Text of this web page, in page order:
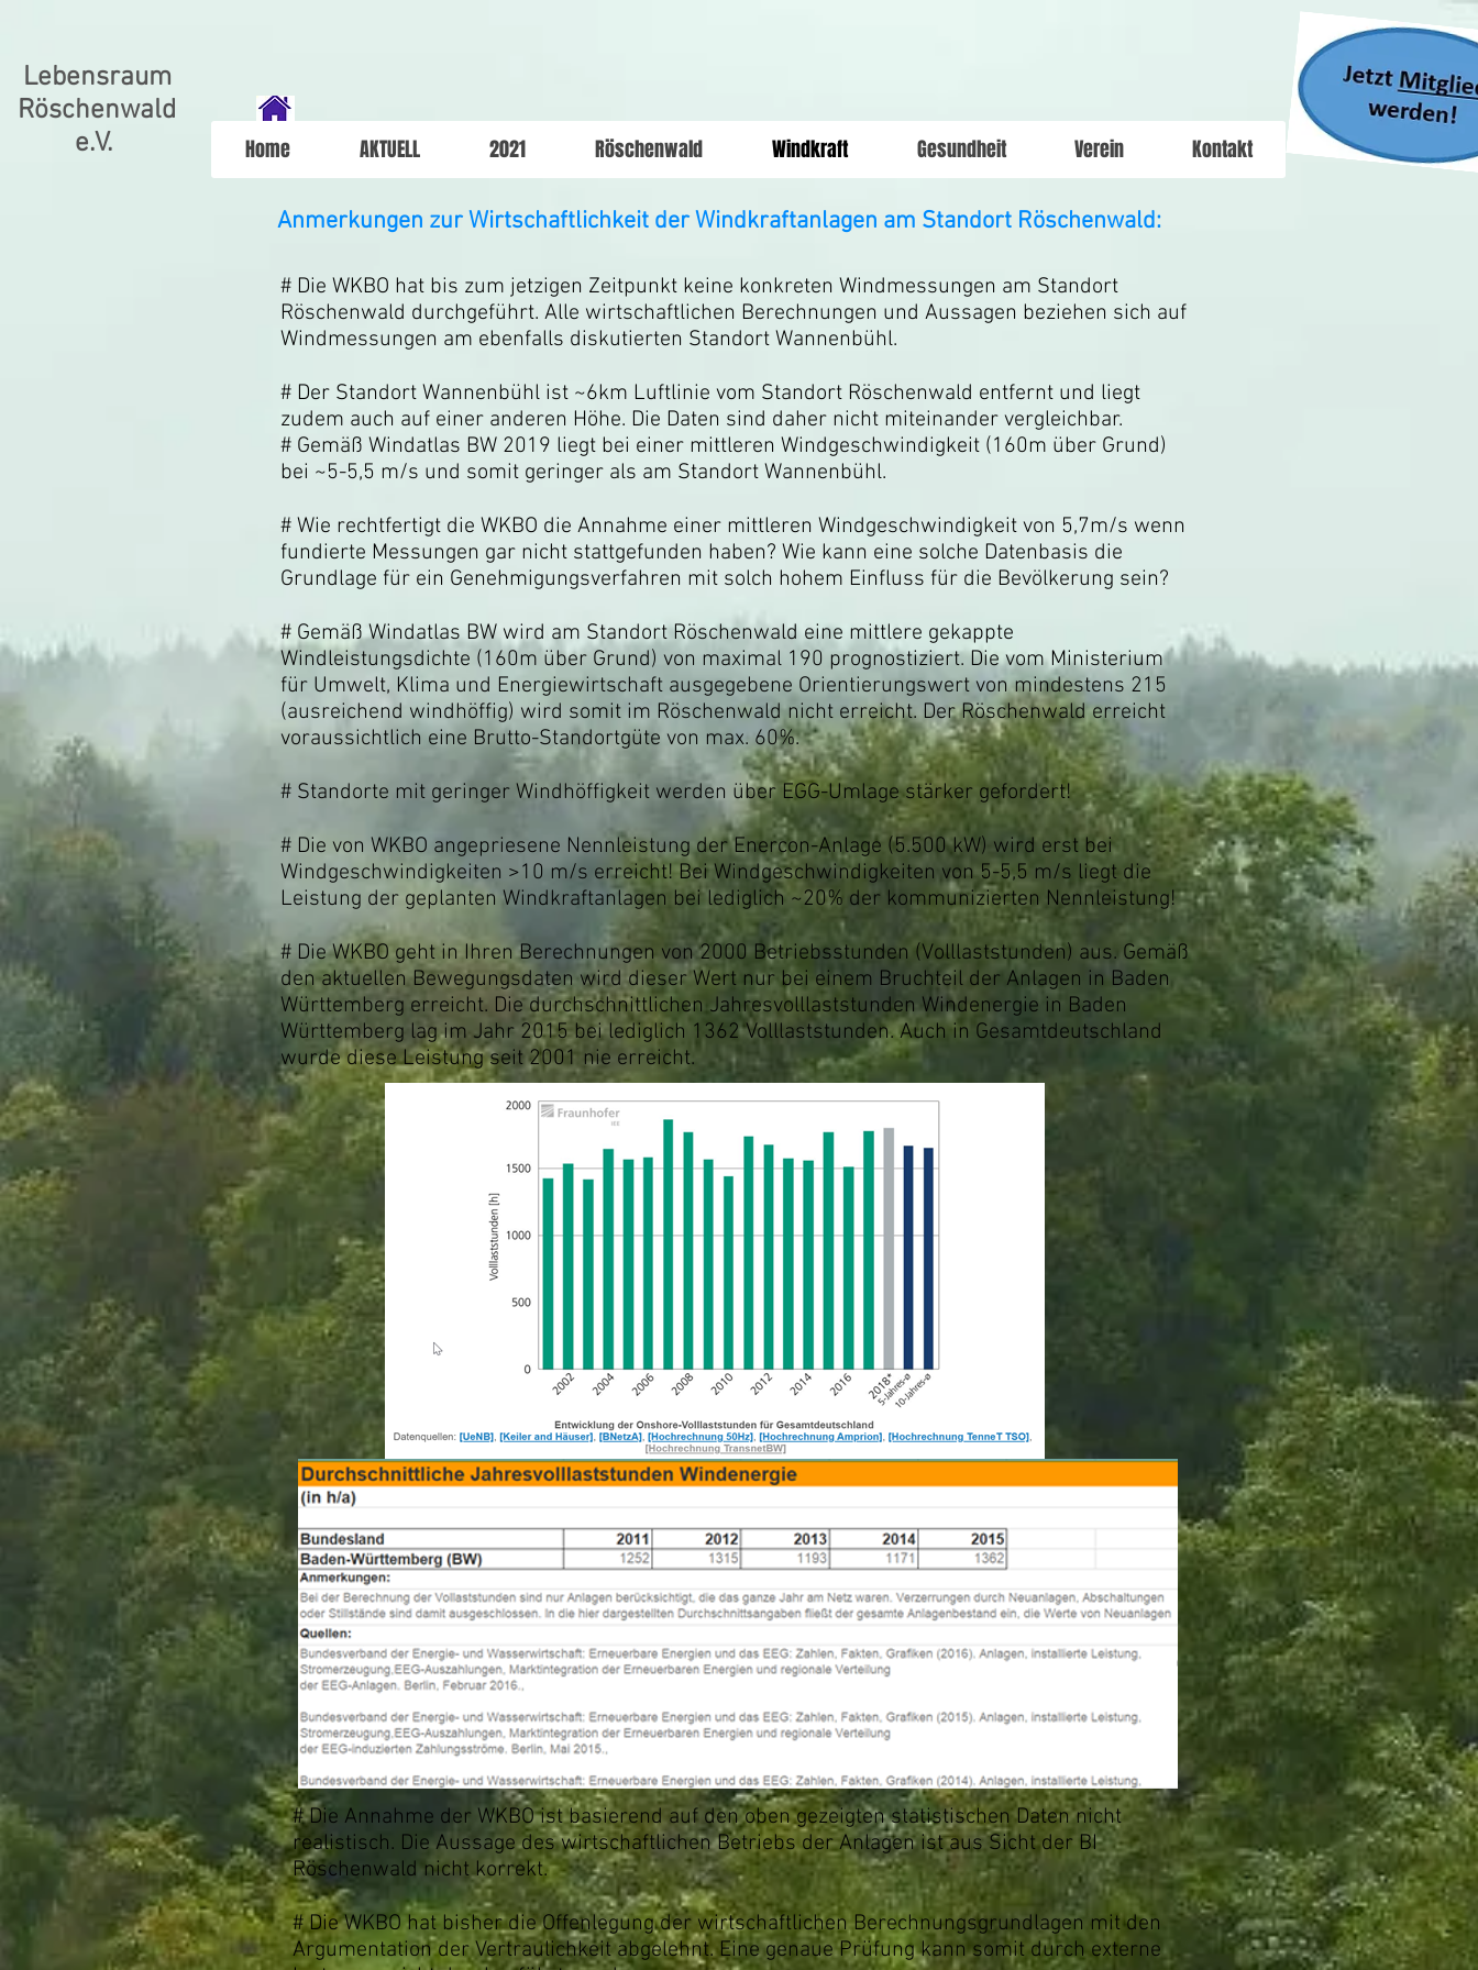
Lebensraum
Röschenwald
e.V.
Home AKTUELL 2021 Röschenwald Windkraft Gesundheit Verein Kontakt
Anmerkungen zur Wirtschaftlichkeit der Windkraftanlagen am Standort Röschenwald:
# Die WKBO hat bis zum jetzigen Zeitpunkt keine konkreten Windmessungen am Standort
Röschenwald durchgeführt. Alle wirtschaftlichen Berechnungen und Aussagen beziehen sich auf
Windmessungen am ebenfalls diskutierten Standort Wannenbühl.
# Der Standort Wannenbühl ist ~6km Luftlinie vom Standort Röschenwald entfernt und liegt
zudem auch auf einer anderen Höhe. Die Daten sind daher nicht miteinander vergleichbar.
# Gemäß Windatlas BW 2019 liegt bei einer mittleren Windgeschwindigkeit (160m über Grund)
bei ~5-5,5 m/s und somit geringer als am Standort Wannenbühl.
# Wie rechtfertigt die WKBO die Annahme einer mittleren Windgeschwindigkeit von 5,7m/s wenn
fundierte Messungen gar nicht stattgefunden haben? Wie kann eine solche Datenbasis die
Grundlage für ein Genehmigungsverfahren mit solch hohem Einfluss für die Bevölkerung sein?
# Gemäß Windatlas BW wird am Standort Röschenwald eine mittlere gekappte
Windleistungsdichte (160m über Grund) von maximal 190 prognostiziert. Die vom Ministerium
für Umwelt, Klima und Energiewirtschaft ausgegebene Orientierungswert von mindestens 215
(ausreichend windhöffig) wird somit im Röschenwald nicht erreicht. Der Röschenwald erreicht
voraussichtlich eine Brutto-Standortgüte von max. 60%.
# Standorte mit geringer Windhöffigkeit werden über EGG-Umlage stärker gefordert!
# Die von WKBO angepriesene Nennleistung der Enercon-Anlage (5.500 kW) wird erst bei
Windgeschwindigkeiten >10 m/s erreicht! Bei Windgeschwindigkeiten von 5-5,5 m/s liegt die
Leistung der geplanten Windkraftanlagen bei lediglich ~20% der kommunizierten Nennleistung!
# Die WKBO geht in Ihren Berechnungen von 2000 Betriebsstunden (Volllaststunden) aus. Gemäß
den aktuellen Bewegungsdaten wird dieser Wert nur bei einem Bruchteil der Anlagen in Baden
Württemberg erreicht. Die durchschnittlichen Jahresvolllaststunden Windenergie in Baden
Württemberg lag im Jahr 2015 bei lediglich 1362 Volllaststunden. Auch in Gesamtdeutschland
wurde diese Leistung seit 2001 nie erreicht.
# Die Annahme der WKBO ist basierend auf den oben gezeigten statistischen Daten nicht
realistisch. Die Aussage des wirtschaftlichen Betriebs der Anlagen ist aus Sicht der BI
Röschenwald nicht korrekt.
# Die WKBO hat bisher die Offenlegung der wirtschaftlichen Berechnungsgrundlagen mit den
Argumentation der Vertraulichkeit abgelehnt. Eine genaue Prüfung kann somit durch externe